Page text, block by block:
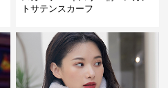
トサテンスカーフ